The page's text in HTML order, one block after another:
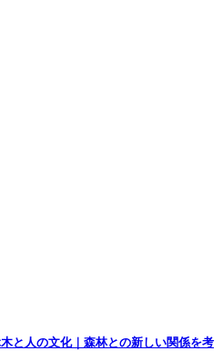
と人の文化｜森林との新しい関係を考